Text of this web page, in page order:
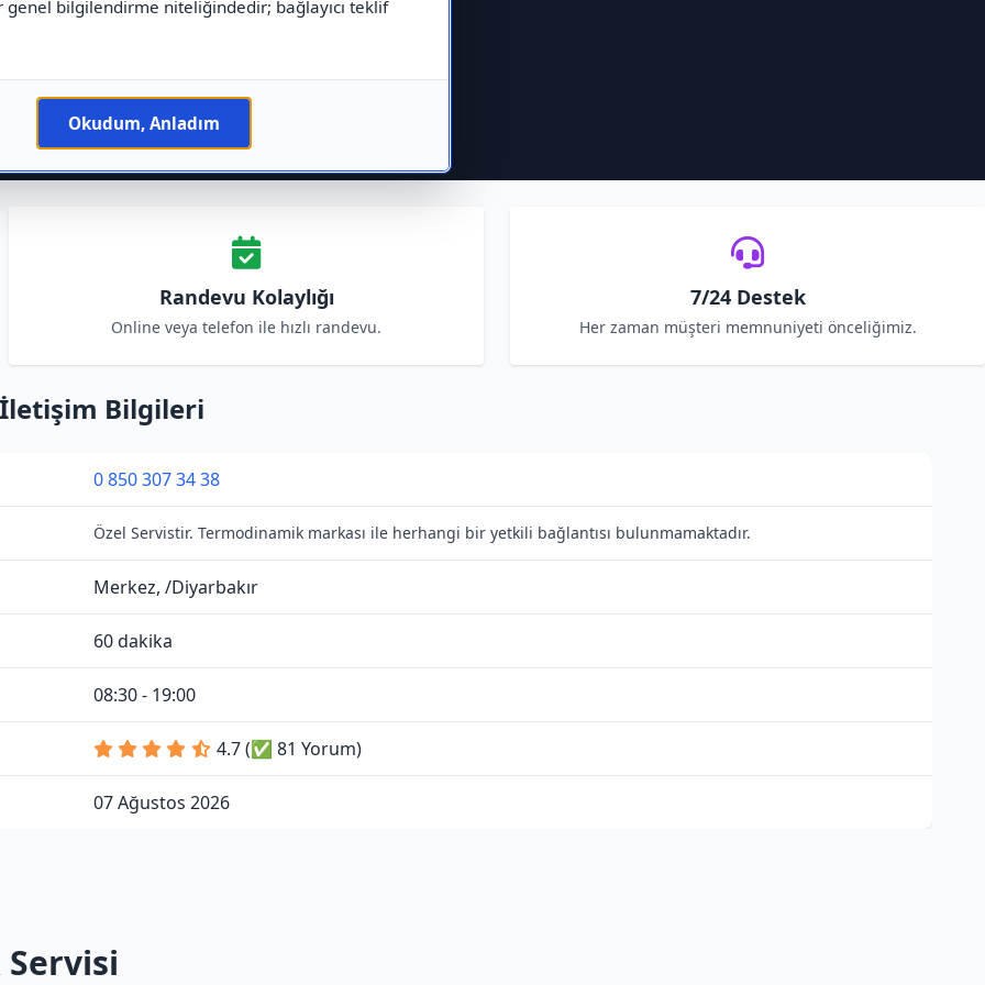
bilgilendirme niteliğindedir; bağlayıcı teklif
Okudum, Anladım
Randevu Kolaylığı
Online veya telefon ile hızlı randevu.
7/24 Destek
Her zaman müşteri memnuniyeti önceliğimiz.
Bilgileri
0 850 307 34 38
Özel Servistir. Termodinamik markası ile herhangi bir yetkili bağlantısı bulunmamaktadır.
Merkez, /Diyarbakır
60 dakika
08:30 - 19:00
4.7 (✅ 81 Yorum)
07 Ağustos 2026